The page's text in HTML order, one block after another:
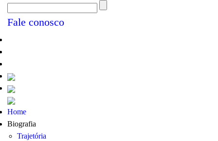
Fale conosco
Home
Biografia
Trajetória